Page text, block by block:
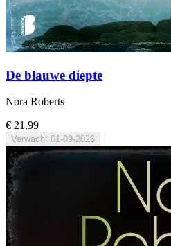
De blauwe diepte
Nora Roberts
€ 21,99
Verwacht 01-09-2026